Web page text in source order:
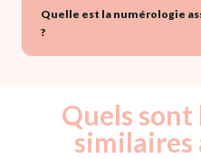
Quelle est la numérologie
?
Quels sont
similaires